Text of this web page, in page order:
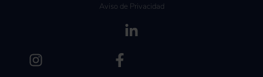
Aviso de Privacidad